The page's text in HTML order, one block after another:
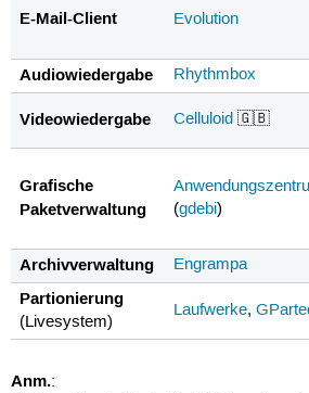
E-Mail-Client Evolution
Audiowiedergabe Rhythmbox
Videowiedergabe Celluloid 🇬🇧
Grafische
Paketverwaltung
(gdebi)
Archivverwaltung Engrampa
Partionierung
(Livesystem)
Laufwerke,
Anm.: